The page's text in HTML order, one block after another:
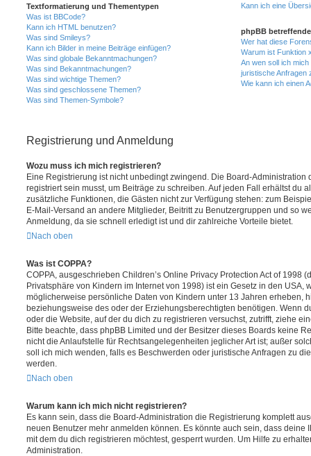
Textformatierung und Thementypen
Was ist BBCode?
Kann ich HTML benutzen?
Was sind Smileys?
Kann ich Bilder in meine Beiträge einfügen?
Was sind globale Bekanntmachungen?
Was sind Bekanntmachungen?
Was sind wichtige Themen?
Was sind geschlossene Themen?
Was sind Themen-Symbole?
Kann ich eine
phpBB
Wer hat diese
Warum ist Funktion
An wen soll ich
juristische Anfragen
Wie kann ich einen
Registrierung und Anmeldung
Wozu muss ich mich registrieren?
Eine Registrierung ist nicht unbedingt zwingend. Die Board-Administration
registriert sein musst, um Beiträge zu schreiben. Auf jeden Fall erhältst du
zusätzliche Funktionen, die Gästen nicht zur Verfügung stehen: zum
E-Mail-Versand an andere Mitglieder, Beitritt zu Benutzergruppen und so
Anmeldung, da sie schnell erledigt ist und dir zahlreiche Vorteile bietet.
Nach oben
Was ist COPPA?
COPPA, ausgeschrieben Children’s Online Privacy Protection Act of 1998
Privatsphäre von Kindern im Internet von 1998) ist ein Gesetz in den USA,
möglicherweise persönliche Daten von Kindern unter 13 Jahren erheben,
beziehungsweise des oder der Erziehungsberechtigten benötigen. Wenn
oder die Website, auf der du dich zu registrieren versuchst, zutrifft, ziehe
Bitte beachte, dass phpBB Limited und der Besitzer dieses Boards keine
nicht die Anlaufstelle für Rechtsangelegenheiten jeglicher Art ist; außer
soll ich mich wenden, falls es Beschwerden oder juristische Anfragen zu
werden.
Nach oben
Warum kann ich mich nicht registrieren?
Es kann sein, dass die Board-Administration die Registrierung komplett
neuen Benutzer mehr anmelden können. Es könnte auch sein, dass deine
mit dem du dich registrieren möchtest, gesperrt wurden. Um Hilfe zu
Administration.